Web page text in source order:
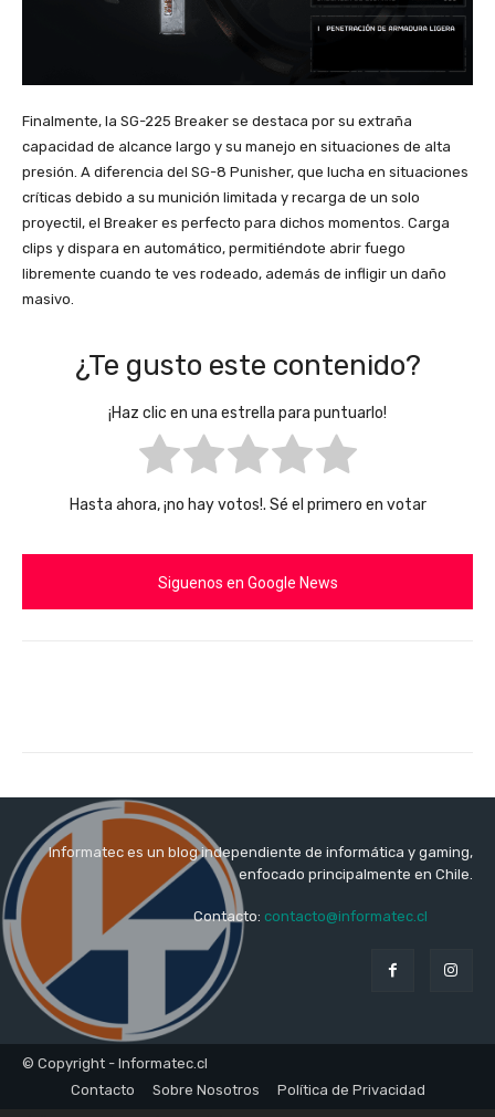
Finalmente, la SG-225 Breaker se destaca por su extraña
capacidad de alcance largo y su manejo en situaciones de alta
presión. A diferencia del SG-8 Punisher, que lucha en situaciones
críticas debido a su munición limitada y recarga de un solo
proyectil, el Breaker es perfecto para dichos momentos. Carga
clips y dispara en automático, permitiéndote abrir fuego
libremente cuando te ves rodeado, además de infligir un daño
masivo.
¿Te gusto este contenido?
¡Haz clic en una estrella para puntuarlo!
Hasta ahora, ¡no hay votos!. Sé el primero en votar
Siguenos en Google News
Informatec es un blog independiente de informática y gaming,
enfocado principalmente en Chile.
Contacto: contacto@informatec.cl
© Copyright - Informatec.cl
Contacto
Sobre Nosotros Política de Privacidad